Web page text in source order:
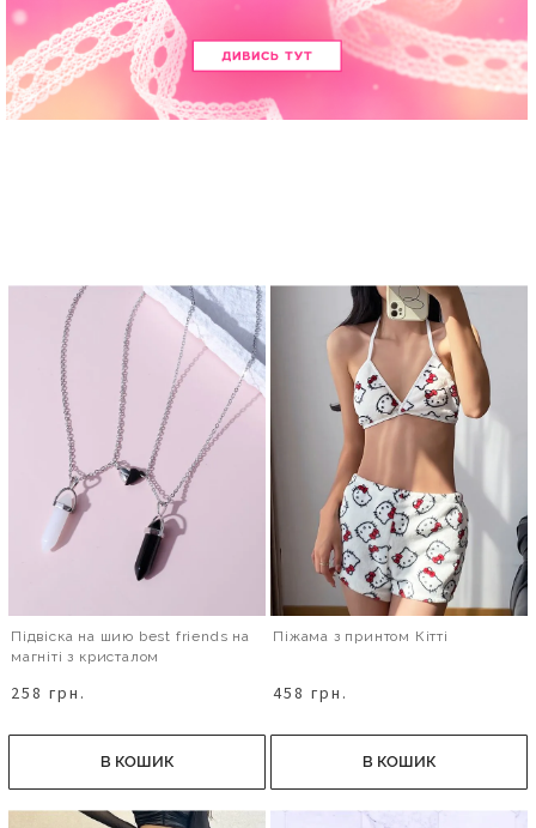
Підвіска на шию best friends на
магніті з кристалом
258 грн.
В КОШИК
Піжама з принтом Кітті
458 грн.
В КОШИК